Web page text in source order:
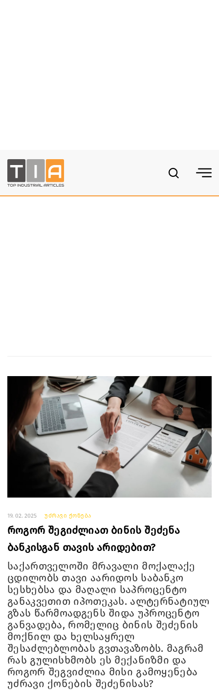
19. 02. 2025 უძრავი ქონება
როგორ შეგიძლიათ ბინის შეძენა
ბანკისგან თავის არიდებით?
საქართველოში მრავალი მოქალაქე
ცდილობს თავი აარიდოს საბანკო
სესხებსა და მაღალი საპროცენტო
განაკვეთით იპოთეკას. ალტერნატიულ
გზას წარმოადგენს შიდა უპროცენტო
განვადება, რომელიც ბინის შეძენის
მოქნილ და ხელსაყრელ
შესაძლებლობას გვთავაზობს. მაგრამ
რას გულისხმობს ეს მექანიზმი და
როგორ შეგვიძლია მისი გამოყენება
უძრავი ქონების შეძენისას?